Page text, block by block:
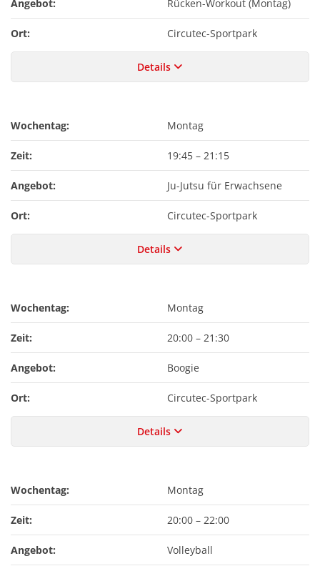
Angebot: Rücken-Workout (Montag)
Ort: Circutec-Sportpark
Details
Wochentag: Montag
Zeit: 19:45 – 21:15
Angebot: Ju-Jutsu für Erwachsene
Ort: Circutec-Sportpark
Details
Wochentag: Montag
Zeit: 20:00 – 21:30
Angebot: Boogie
Ort: Circutec-Sportpark
Details
Wochentag: Montag
Zeit: 20:00 – 22:00
Angebot: Volleyball